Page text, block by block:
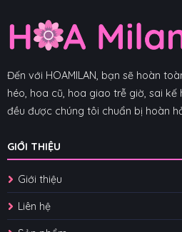
Đến với HOAMILAN, bạn sẽ hoàn
héo, hoa cũ, hoa giao trễ giờ, sai kế
đều được chúng tôi chuẩn bị hoàn
GIỚI THIỆU
Giới thiệu
Liên hệ